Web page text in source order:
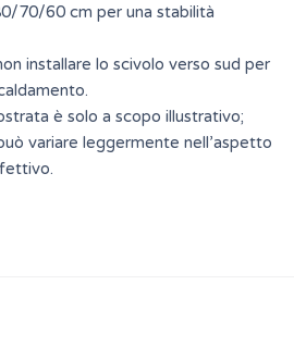
70/60 cm per una stabilità
installare lo scivolo verso sud per
è solo a scopo illustrativo;
variare leggermente nell’aspetto